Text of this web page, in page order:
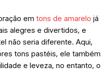
em tons de amarelo já
alegres e divertidos, e
não seria diferente. Aqui,
tons pastéis, ele também
e leveza, no entanto, o